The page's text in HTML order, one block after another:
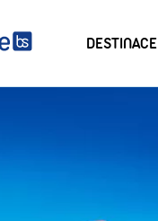
DESTINACE